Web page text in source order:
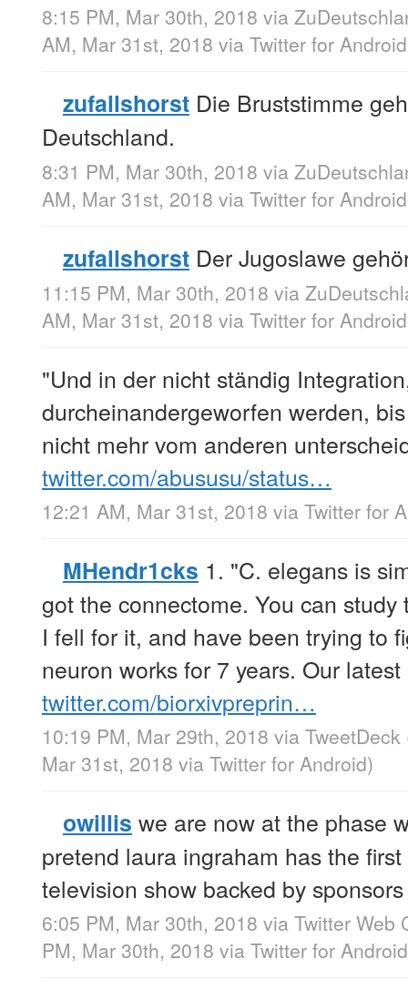
8:15 PM, Mar 30th, 2018 via
AM, Mar 31st, 2018 via Twitter for Android
zufallshorst Die Bruststimme
Deutschland.
8:31 PM, Mar 30th, 2018 via
AM, Mar 31st, 2018 via Twitter for Android
zufallshorst Der Jugoslawe
11:15 PM, Mar 30th, 2018 via
AM, Mar 31st, 2018 via Twitter for Android
"Und in der nicht ständig
durcheinandergeworfen werden,
nicht mehr vom anderen
twitter.com/abususu/status…
12:21 AM, Mar 31st, 2018 via Twitter for
MHendr1cks 1. "C. elegans is
got the connectome. You can
I fell for it, and have been trying to
neuron works for 7 years. Our
twitter.com/biorxivpreprin…
10:19 PM, Mar 29th, 2018 via TweetDeck
Mar 31st, 2018 via Twitter for Android)
owillis we are now at the phase
pretend laura ingraham has the
television show backed by sponsors
6:05 PM, Mar 30th, 2018 via Twitter Web
PM, Mar 30th, 2018 via Twitter for Android